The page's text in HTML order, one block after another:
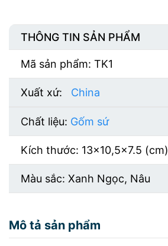
THÔNG TIN SẢN PHẨM
Mã sản phẩm: TK1
Xuất xứ: China
Chất liệu: Gốm sứ
Kích thước: 13x10,5x7.5 (cm)
Màu sắc: Xanh Ngọc, Nâu
Mô tả sản phẩm